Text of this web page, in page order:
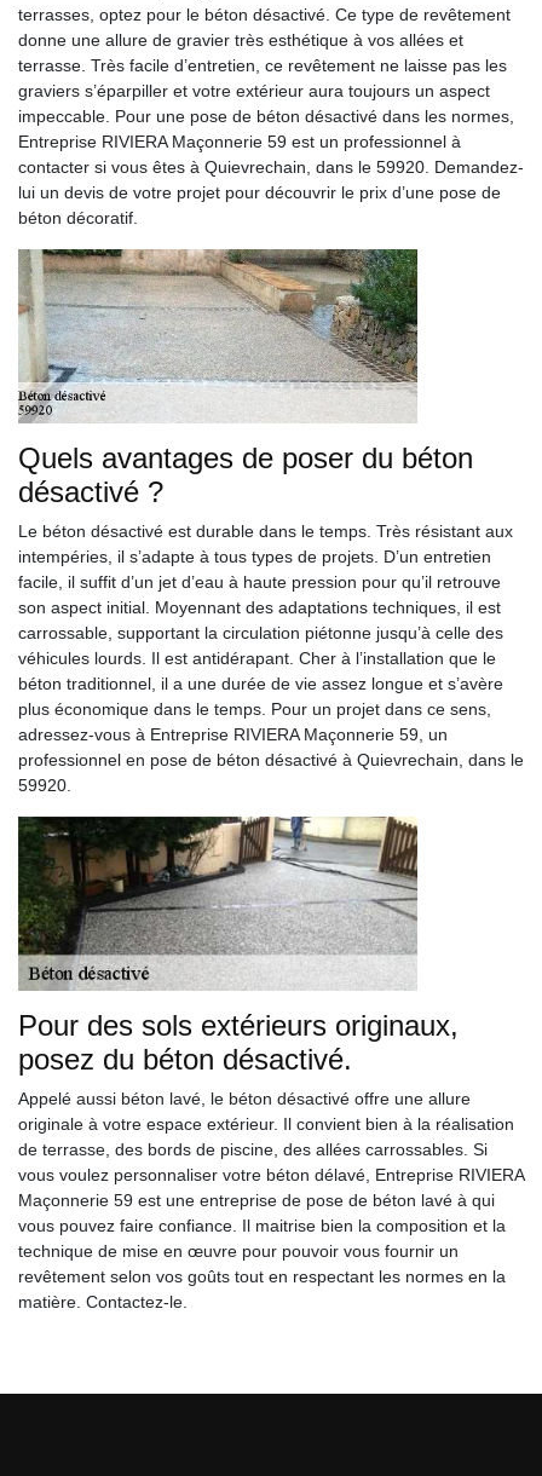
terrasses, optez pour le béton désactivé. Ce type de revêtement
donne une allure de gravier très esthétique à vos allées et
terrasse. Très facile d’entretien, ce revêtement ne laisse pas les
graviers s’éparpiller et votre extérieur aura toujours un aspect
impeccable. Pour une pose de béton désactivé dans les normes,
Entreprise RIVIERA Maçonnerie 59 est un professionnel à
contacter si vous êtes à Quievrechain, dans le 59920. Demandez-
lui un devis de votre projet pour découvrir le prix d’une pose de
béton décoratif.
Quels avantages de poser du béton
désactivé ?
Le béton désactivé est durable dans le temps. Très résistant aux
intempéries, il s’adapte à tous types de projets. D’un entretien
facile, il suffit d’un jet d’eau à haute pression pour qu’il retrouve
son aspect initial. Moyennant des adaptations techniques, il est
carrossable, supportant la circulation piétonne jusqu’à celle des
véhicules lourds. Il est antidérapant. Cher à l’installation que le
béton traditionnel, il a une durée de vie assez longue et s’avère
plus économique dans le temps. Pour un projet dans ce sens,
adressez-vous à Entreprise RIVIERA Maçonnerie 59, un
professionnel en pose de béton désactivé à Quievrechain, dans le
59920.
Pour des sols extérieurs originaux,
posez du béton désactivé.
Appelé aussi béton lavé, le béton désactivé offre une allure
originale à votre espace extérieur. Il convient bien à la réalisation
de terrasse, des bords de piscine, des allées carrossables. Si
vous voulez personnaliser votre béton délavé, Entreprise RIVIERA
Maçonnerie 59 est une entreprise de pose de béton lavé à qui
vous pouvez faire confiance. Il maitrise bien la composition et la
technique de mise en œuvre pour pouvoir vous fournir un
revêtement selon vos goûts tout en respectant les normes en la
matière. Contactez-le.